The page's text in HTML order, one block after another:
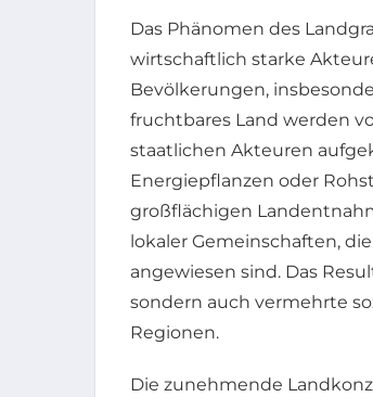
Das Phänomen des
wirtschaftlich starke
Bevölkerungen,
fruchtbares Land werden
staatlichen Akteuren
Energiepflanzen oder
großflächigen
lokaler Gemeinschaften,
angewiesen sind. Das
sondern auch vermehrte
Regionen.
Die zunehmende